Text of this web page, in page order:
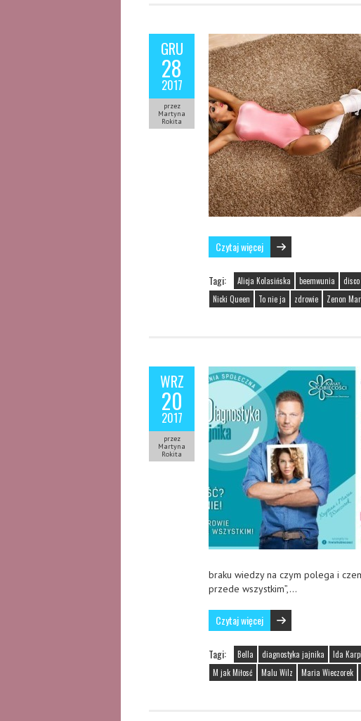
GRU
28
2017
przez
Martyna
Rokita
Czytaj więcej
Tagi: Alicja Kolasińska beemwunia
Nicki Queen
To nie ja zdrowie Zenon
WRZ
20
2017
przez
Martyna
Rokita
braku wiedzy na czym polega i
przede wszystkim”,…
Czytaj więcej
Tagi: Bella diagnostyka jajnika Ida
M jak Miłosć
Malu Wilz Maria Wieczorek